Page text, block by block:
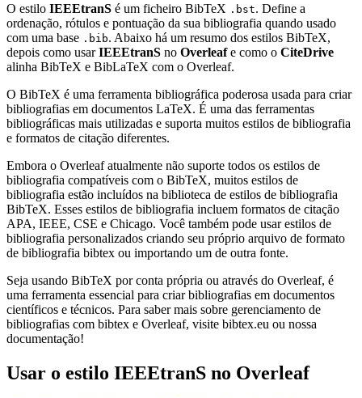
O estilo IEEEtranS é um ficheiro BibTeX .bst. Define a
ordenação, rótulos e pontuação da sua bibliografia quando usado
com uma base .bib. Abaixo há um resumo dos estilos BibTeX,
depois como usarIEEEtranS no Overleafe como o CiteDrive
alinha BibTeX e BibLaTeX com o Overleaf.
O BibTeX é uma ferramenta bibliográfica poderosa usada para criar
bibliografias em documentos LaTeX. É uma das ferramentas
bibliográficas mais utilizadas e suporta muitos estilos de bibliografia
e formatos de citação diferentes.
Embora o Overleaf atualmente não suporte todos os estilos de
bibliografia compatíveis com o BibTeX, muitos estilos de
bibliografia estão incluídos na biblioteca de estilos de bibliografia
BibTeX. Esses estilos de bibliografia incluem formatos de citação
APA, IEEE, CSE e Chicago. Você também pode usar estilos de
bibliografia personalizados criando seu próprio arquivo de formato
de bibliografia bibtex ou importando um de outra fonte.
Seja usando BibTeX por conta própria ou através do Overleaf, é
uma ferramenta essencial para criar bibliografias em documentos
científicos e técnicos. Para saber mais sobre gerenciamento de
bibliografias com bibtex e Overleaf, visite bibtex.eu ou nossa
documentação!
Usar o estilo IEEEtranS no Overleaf